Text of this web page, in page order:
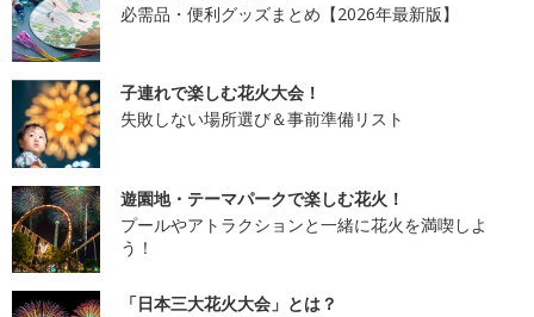
必需品・便利グッズまとめ【2026年最新版】
子連れで楽しむ花火大会！
失敗しない場所選び＆事前準備リスト
遊園地・テーマパークで楽しむ花火！
プールやアトラクションと一緒に花火を満喫しよ
う！
「日本三大花火大会」とは？